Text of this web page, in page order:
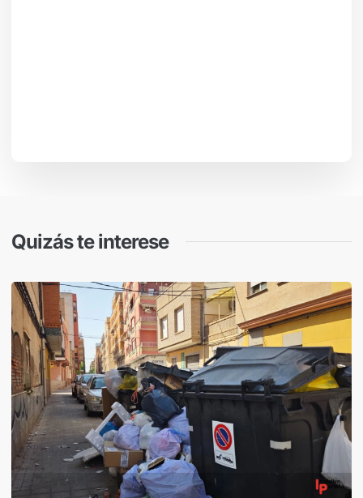
Quizás te interese